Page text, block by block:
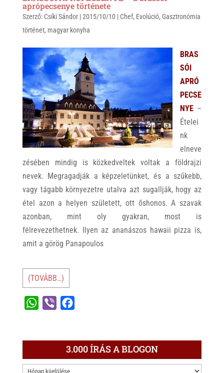
aprópecsenye története
Szerző: Csíki Sándor|2015/10/10 | Chef, Evolúció, Gasztronómia
történet, magyar konyha
BRAS
SÓI
APRÓ
PECSE
NYE–
Ételei
nk
elneve
zésében mindig is közkedveltek voltak a földrajzi
nevek. Megragadják a képzeletünket, és a szűkebb,
vagy tágabb környezetre utalva azt sugallják, hogy az
étel azon a helyen született, ott őshonos. A szavak
azonban, mint oly gyakran, most is
félrevezethetnek. Ilyen az ananászos hawaii pizza is,
amit a görög Panapoulos
(TOVÁBB…)
s
r
e
b
3.000 ÍRÁS A BLOGON
3.000